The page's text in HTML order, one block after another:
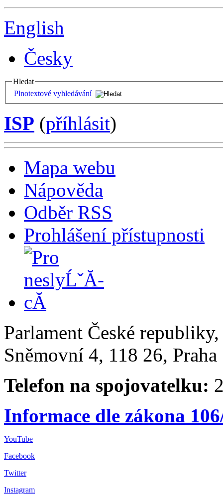
English
Česky
Hledat
Plnotextové vyhledávání
ISP (příhlásit)
Mapa webu
Nápověda
Odběr RSS
Prohlášení přístupnosti
Parlament České
Sněmovní 4, 118 26,
Telefon na spojovatelku:
Informace dle zákona
YouTube
Facebook
Twitter
Instagram